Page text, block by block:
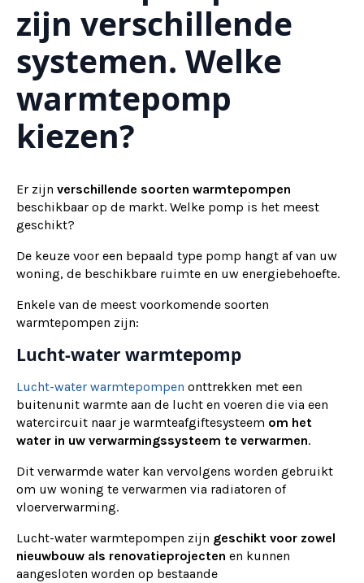
zijn verschillende
systemen. Welke
warmtepomp
kiezen?
Er zijn verschillende soorten warmtepompen
beschikbaar op de markt. Welke pomp is het meest
geschikt?
De keuze voor een bepaald type pomp hangt af van uw
woning, de beschikbare ruimte en uw energiebehoefte.
Enkele van de meest voorkomende soorten
warmtepompen zijn:
Lucht-water warmtepomp
Lucht-water warmtepompen onttrekken met een
buitenunit warmte aan de lucht en voeren die via een
watercircuit naar je warmteafgiftesysteem om het
water in uw verwarmingssysteem te verwarmen.
Dit verwarmde water kan vervolgens worden gebruikt
om uw woning te verwarmen via radiatoren of
vloerverwarming.
Lucht-water warmtepompen zijn geschikt voor zowel
nieuwbouw als renovatieprojecten en kunnen
aangesloten worden op bestaande